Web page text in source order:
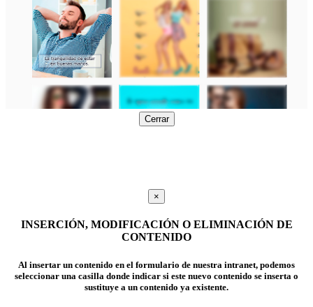
Cerrar
×
INSERCIÓN, MODIFICACIÓN O ELIMINACIÓN DE
CONTENIDO
Al insertar un contenido en el formulario de nuestra intranet, podemos
seleccionar una casilla donde indicar si este nuevo contenido se inserta o
sustituye a un contenido ya existente.